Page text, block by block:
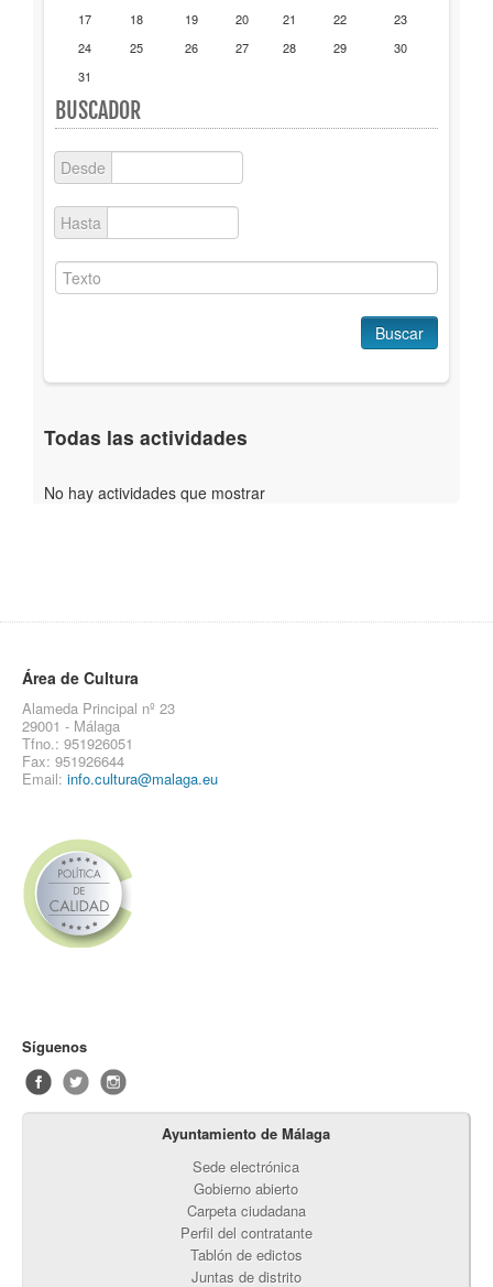
17
18 19 20 21 22
23
24
25 26 27 28 29
30
31
BUSCADOR
Desde
Hasta
Buscar
Todas las actividades
No hay actividades que mostrar
Área de Cultura
Alameda Principal nº 23
29001 - Málaga
Tfno.: 951926051
Fax: 951926644
Email: info.cultura@malaga.eu
Síguenos
Ayuntamiento de Málaga
Sede electrónica
Gobierno abierto
Carpeta ciudadana
Perfil del contratante
Tablón de edictos
Juntas de distrito